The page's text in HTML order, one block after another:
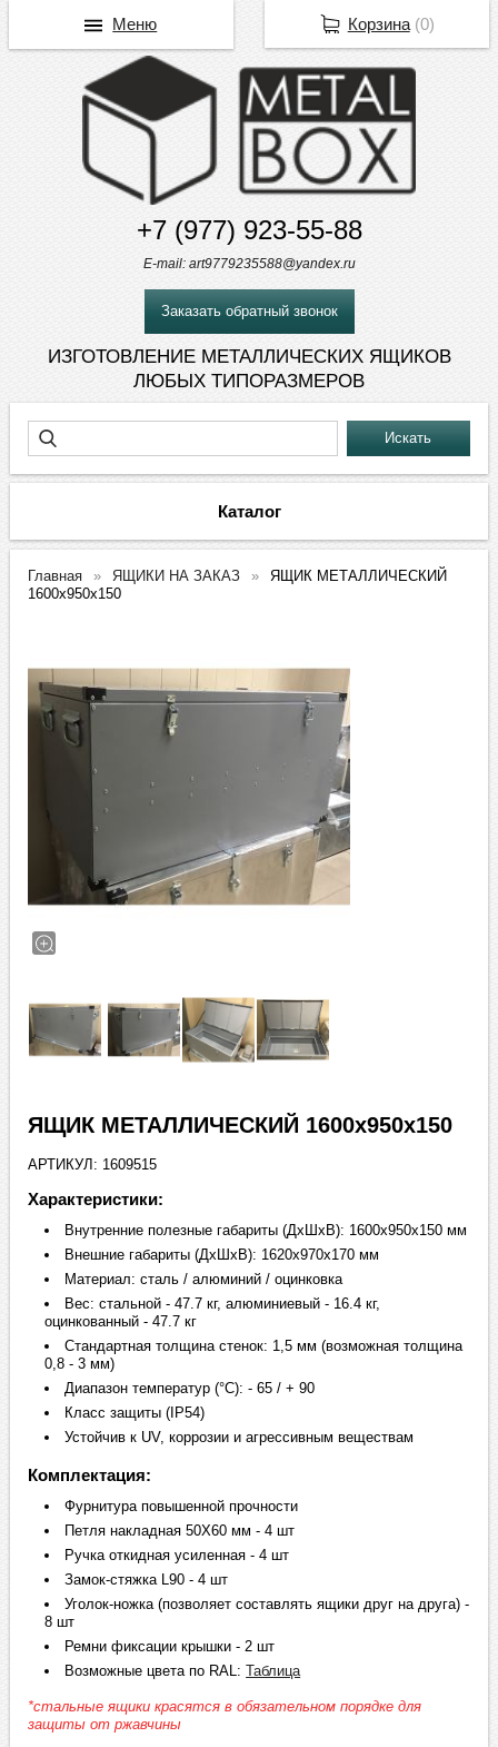
+7 (977) 923-55-88
E-mail: art9779235588@yandex.ru
Заказать обратный звонок
ИЗГОТОВЛЕНИЕ МЕТАЛЛИЧЕСКИХ ЯЩИКОВ
ЛЮБЫХ ТИПОРАЗМЕРОВ
Каталог
Главная ЯЩИКИ НА ЗАКАЗ
ЯЩИК МЕТАЛЛИЧЕСКИЙ
1600х950х150
ЯЩИК МЕТАЛЛИЧЕСКИЙ 1600х950х150
АРТИКУЛ: 1609515
Характеристики:
Внутренние полезные габариты (ДхШхВ): 1600х950х150 мм
Внешние габариты (ДхШхВ): 1620х970х170 мм
Материал: сталь / алюминий / оцинковка
Вес: стальной - 47.7 кг, алюминиевый - 16.4 кг,
оцинкованный - 47.7 кг
Стандартная толщина стенок: 1,5 мм (возможная толщина
0,8 - 3 мм)
Диапазон температур (°C): - 65 / + 90
Класс защиты (IP54)
Устойчив к UV, коррозии и агрессивным веществам
Комплектация:
Фурнитура повышенной прочности
Петля накладная 50Х60 мм - 4 шт
Ручка откидная усиленная - 4 шт
Замок-стяжка L90 - 4 шт
Уголок-ножка (позволяет составлять ящики друг на друга) -
8 шт
Ремни фиксации крышки - 2 шт
Возможные цвета по RAL:Таблица
*стальные ящики красятся в обязательном порядке для
защиты от ржавчины
Корзина(0)
Меню